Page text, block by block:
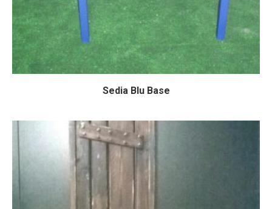
Sedia Blu Base